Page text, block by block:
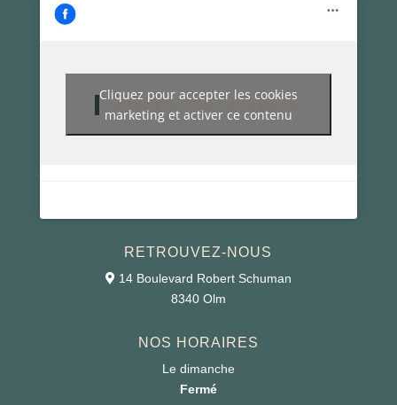
Institut La Maison de la Beauté
Cliquez pour accepter les cookies
marketing et activer ce contenu
RETROUVEZ-NOUS
14 Boulevard Robert Schuman
8340 Olm
NOS HORAIRES
Le dimanche
Fermé